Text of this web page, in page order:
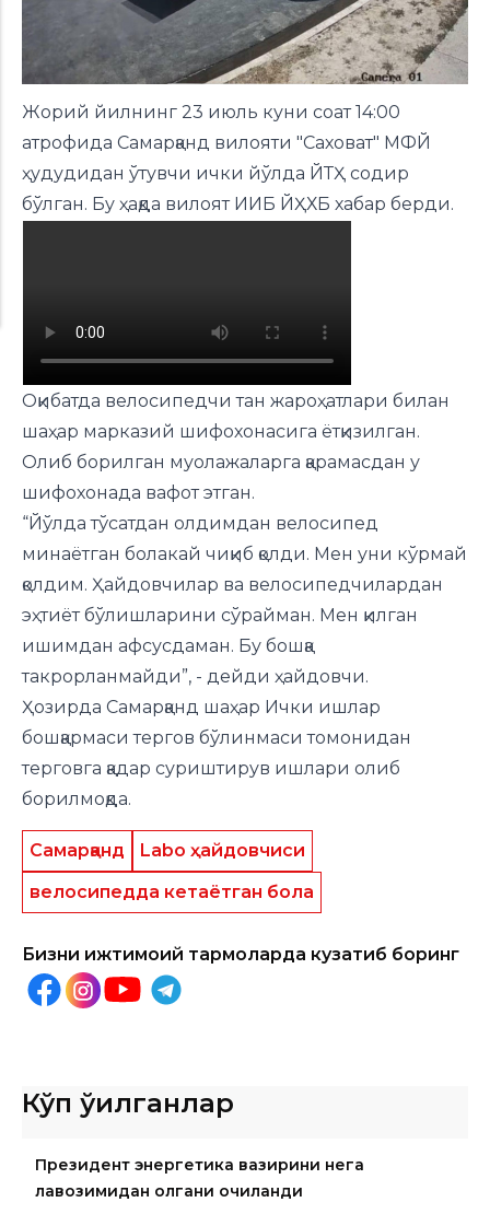
Жорий йилнинг 23 июль куни соат 14:00
атрофида Самарқанд вилояти "Саховат" МФЙ
ҳудудидан ўтувчи ички йўлда ЙТҲ содир
бўлган. Бу ҳақда вилоят ИИБ ЙҲХБ хабар берди.
Оқибатда велосипедчи тан жароҳатлари билан
шаҳар марказий шифохонасига ётқизилган.
Олиб борилган муолажаларга қарамасдан у
шифохонада вафот этган.
“Йўлда тўсатдан олдимдан велосипед
минаётган болакай чиқиб қолди. Мен уни кўрмай
қолдим. Ҳайдовчилар ва велосипедчилардан
эҳтиёт бўлишларини сўрайман. Мен қилган
ишимдан афсусдаман. Бу бошқа
такрорланмайди”, - дейди ҳайдовчи.
Ҳозирда Самарқанд шаҳар Ички ишлар
бошқармаси тергов бўлинмаси томонидан
терговга қадар суриштирув ишлари олиб
борилмоқда.
Самарқанд
Labo ҳайдовчиси
велосипедда кетаётган бола
Бизни ижтимоий тармоқларда кузатиб боринг
Кўп ўқилганлар
Президент энергетика вазирини нега
лавозимидан олгани очиқланди